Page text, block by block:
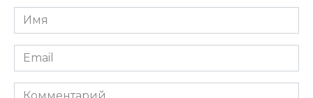
Имя
*
Email
*
Комментарий